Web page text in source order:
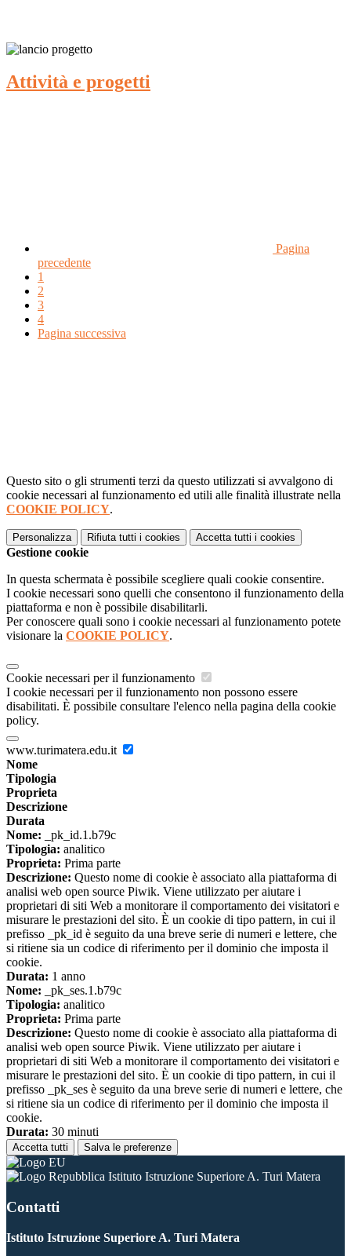
Attività e progetti
Pagina
precedente
1
2
3
4
Pagina successiva
Questo sito o gli strumenti terzi da questo utilizzati si avvalgono di
cookie necessari al funzionamento ed utili alle finalità illustrate nella
COOKIE POLICY.
Personalizza Rifiuta tutti i cookies Accetta tutti i cookies
Gestione cookie
In questa schermata è possibile scegliere quali cookie consentire.
I cookie necessari sono quelli che consentono il funzionamento della
piattaforma e non è possibile disabilitarli.
Per conoscere quali sono i cookie necessari al funzionamento potete
visionare la COOKIE POLICY.
Cookie necessari per il funzionamento
I cookie necessari per il funzionamento non possono essere
disabilitati. È possibile consultare l'elenco nella pagina della cookie
policy.
www.turimatera.edu.it
Nome
Tipologia
Proprieta
Descrizione
Durata
Nome: _pk_id.1.b79c
Tipologia: analitico
Proprieta: Prima parte
Descrizione: Questo nome di cookie è associato alla piattaforma di
analisi web open source Piwik. Viene utilizzato per aiutare i
proprietari di siti Web a monitorare il comportamento dei visitatori e
misurare le prestazioni del sito. È un cookie di tipo pattern, in cui il
prefisso _pk_id è seguito da una breve serie di numeri e lettere, che
si ritiene sia un codice di riferimento per il dominio che imposta il
cookie.
Durata: 1 anno
Nome: _pk_ses.1.b79c
Tipologia: analitico
Proprieta: Prima parte
Descrizione: Questo nome di cookie è associato alla piattaforma di
analisi web open source Piwik. Viene utilizzato per aiutare i
proprietari di siti Web a monitorare il comportamento dei visitatori e
misurare le prestazioni del sito. È un cookie di tipo pattern, in cui il
prefisso _pk_ses è seguito da una breve serie di numeri e lettere, che
si ritiene sia un codice di riferimento per il dominio che imposta il
cookie.
Durata: 30 minuti
Accetta tutti Salva le preferenze
Istituto Istruzione Superiore A. Turi Matera
Contatti
Istituto Istruzione Superiore A. Turi Matera